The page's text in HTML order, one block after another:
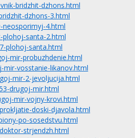
bridzhit-dzhons.html
dzhons-3.html
neosporimyj-4.html
plohoj-santa-2.html
plohoj-santa.html
mir-probuzhdenie.html
mir-vosstanie-likanov.html
mir-2-jevoljucija.html
drugoj-mir.html
mir-vojny-krovi.html
doski-djavola.html
po-sosedstvu.html
strjendzh.html